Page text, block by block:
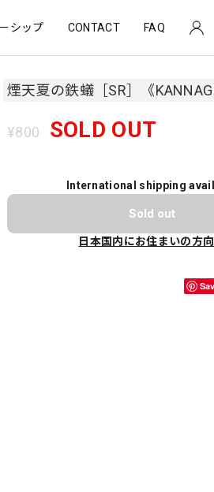
シップ CONTACT FAQ
煙天夏の鉄蟻［SR］《
¥800 SOLD OUT
International shipping
Sold out
日本国内にお住まいの方